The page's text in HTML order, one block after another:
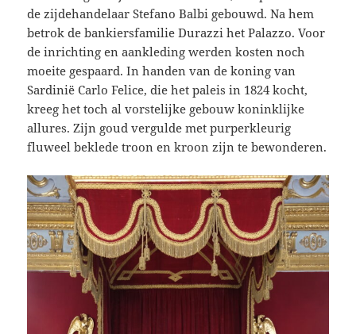
de zijdehandelaar Stefano Balbi gebouwd. Na hem
betrok de bankiersfamilie Durazzi het Palazzo. Voor
de inrichting en aankleding werden kosten noch
moeite gespaard. In handen van de koning van
Sardinië Carlo Felice, die het paleis in 1824 kocht,
kreeg het toch al vorstelijke gebouw koninklijke
allures. Zijn goud vergulde met purperkleurig
fluweel beklede troon en kroon zijn te bewonderen.